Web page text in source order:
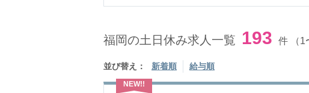
福岡の土日休み求人一覧 193 件 （
並び替え： 新着順 給与順